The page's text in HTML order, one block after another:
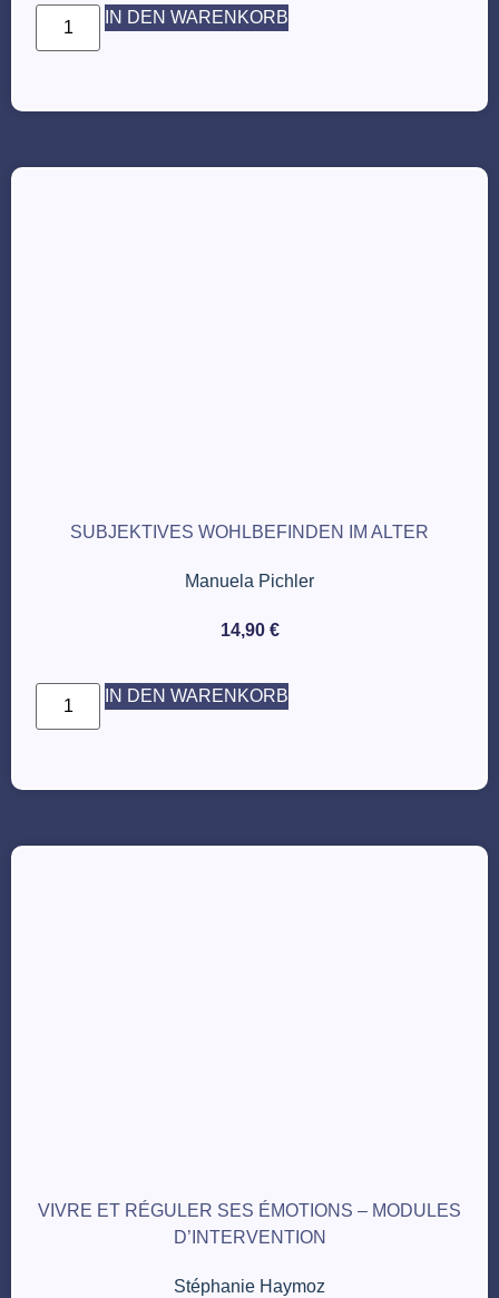
IN DEN WARENKORB
SUBJEKTIVES WOHLBEFINDEN IM ALTER
Manuela Pichler
14,90 €
IN DEN WARENKORB
VIVRE ET RÉGULER SES ÉMOTIONS – MODULES
D’INTERVENTION
Stéphanie Haymoz